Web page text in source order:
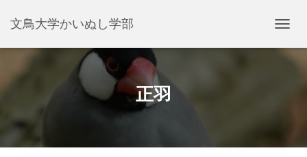
文鳥大学かいぬし学部
ビ
ゲ
正羽